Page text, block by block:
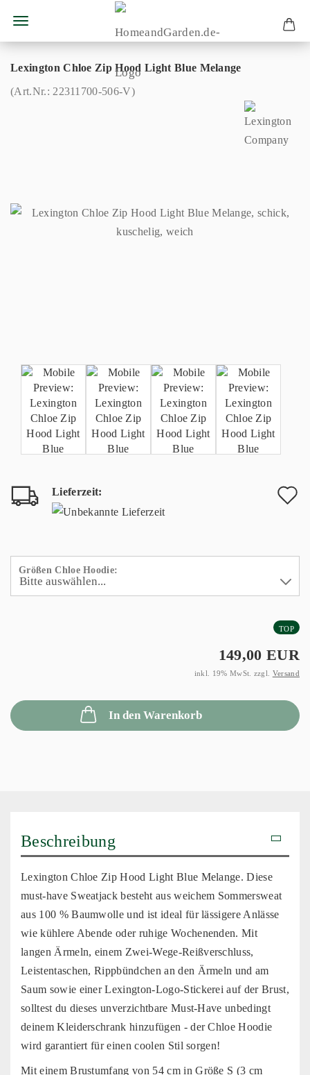
Lexington Chloe Zip Hood Light Blue Melange
(Art.Nr.: 22311700-506-V)
Lieferzeit:
Größen Chloe Hoodie:
TOP
149,00 EUR
inkl. 19% MwSt. zzgl. Versand
In den Warenkorb
Beschreibung
Lexington Chloe Zip Hood Light Blue Melange. Diese
must-have Sweatjack besteht aus weichem Sommersweat
aus 100 % Baumwolle und ist ideal für lässigere Anlässe
wie kühlere Abende oder ruhige Wochenenden. Mit
langen Ärmeln, einem Zwei-Wege-Reißverschluss,
Leistentaschen, Rippbündchen an den Ärmeln und am
Saum sowie einer Lexington-Logo-Stickerei auf der Brust,
solltest du dieses unverzichtbare Must-Have unbedingt
deinem Kleiderschrank hinzufügen - der Chloe Hoodie
wird garantiert für einen coolen Stil sorgen!
Mit einem Brustumfang von 54 cm in Größe S (3 cm